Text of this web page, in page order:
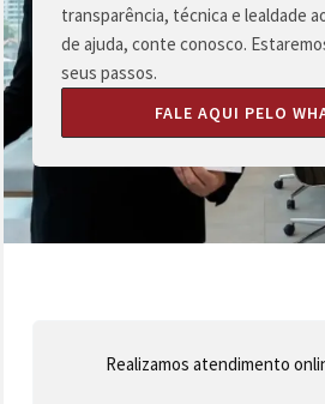
transparência, técnica e lealdade
de ajuda, conte conosco.
seus passos.
FALE AQUI PELO
Realizamos atendimento